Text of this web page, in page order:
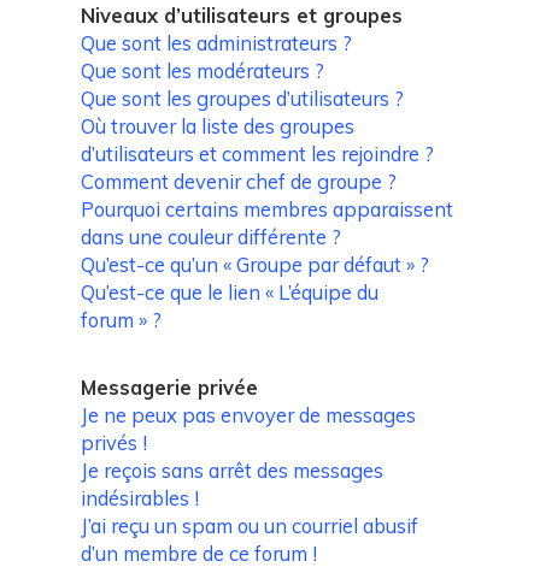
Niveaux d’utilisateurs et groupes
Que sont les administrateurs ?
Que sont les modérateurs ?
Que sont les groupes d’utilisateurs ?
Où trouver la liste des groupes
d’utilisateurs et comment les rejoindre ?
Comment devenir chef de groupe ?
Pourquoi certains membres apparaissent
dans une couleur différente ?
Qu’est-ce qu’un « Groupe par défaut » ?
Qu’est-ce que le lien « L’équipe du
forum » ?
Messagerie privée
Je ne peux pas envoyer de messages
privés !
Je reçois sans arrêt des messages
indésirables !
J’ai reçu un spam ou un courriel abusif
d’un membre de ce forum !